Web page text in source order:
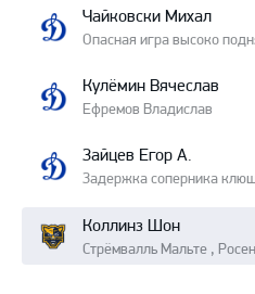
Чайковски Михал
Опасная игра высоко
Кулёмин Вячеслав
Ефремов Владислав
Зайцев Егор А.
Задержка соперника
Коллинз Шон
Стрёмвалль Мальте ,